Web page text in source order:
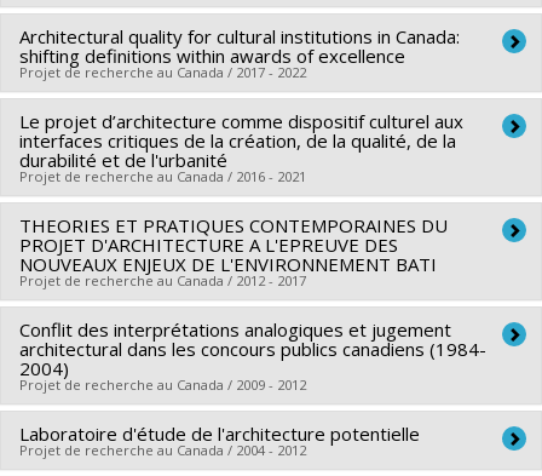
Adamczyk,Virginie LaSalle,Bechara Helal,Izabel Amaral,
Olivier Vallerand,Carmela Cucuzzella,Cynthia Hammond
,
Carmela Cucuzzella ,Louis Martin,
Carly D. Ziter,Thomas-Bernard Kenniff,Sinisha Brdar
Sources de financement :FRQSC/Fonds de recherche du
Québec - Société et culture (FQRSC)
Programmes de subvention :PVXXXXXX-(SE) Programme
Soutien aux équipes de recherche - Stade de
développement : Renouvellement
Le projet est coordonné par Jean-Pierre Chupin (Ph. D.) et
Bechara Helal (Ph.D.). Le montant de la subvention octroyée
au LEAP par le FRQSC (soutien aux équipes de recherche /
Universitaire-renouvellement) pour ce projet s’élève à
$423,420 sur une durée de 4 ans, donc jusqu’en 2027!
Pour 2022-2027, la programmation duLaboratoire d’étude
Chercheur principal : Anne Cormier
Co-chercheurs : Jean-Pierre Chupin,Georges Adamczyk
Sources de financement :CRSH/Conseil de recherches en
sciences humaines du Canada
Programmes de subvention :
PV153480-Subventions de
développement Savoir
Architectural quality for cultural institutions in Canada:
shifting definitions within awards of excellence
Projet de recherche au Canada / 2017 - 2022
Chercheur principal : Jean-Pierre Chupin
Co-chercheurs : Georges Adamczyk, Carmela Cucuzzella
David Theodore
sciences humaines du Canada
Programmes de subvention :PVXXXXXX-Subvention Savoir
Le projet d’architecture comme dispositif culturel aux
interfaces critiques de la création, de la qualité, de la
durabilité et de l'urbanité
Projet de recherche au Canada / 2016 - 2021
Chercheur principal : Jean-Pierre Chupin
Co-chercheurs : Denis Bilodeau,Anne Cormier,Georges
Adamczyk,Pierre Boudon (In memoriam)
Cynthia Hammond Carmela Cucuzzella
,
Louis Martin ,Louise Pelletier
Sources de financement : FRQSC/Fonds de recherche du
Québec - Société et culture (FQRSC)
Programmes de subvention :PVXXXXXX-(SE) Programme
Soutien aux équipes de recherche - Stade de
THEORIES ET PRATIQUES CONTEMPORAINES DU
PROJET D'ARCHITECTURE A L'EPREUVE DES
NOUVEAUX ENJEUX DE L'ENVIRONNEMENT BATI
Projet de recherche au Canada / 2012 - 2017
Chercheur principal : Jean-Pierre Chupin
Co-chercheurs : Denis Bilodeau ,Pierre Boyer-Mercier,
Anne Cormier,Jacques Lachapelle,
Pierre Boudon (In memoriam)
Nicholas Roquet
Cucuzzella,Louis Martin
Conflit des interprétations analogiques et jugement
architectural dans les concours publics canadiens (1984-
2004)
Projet de recherche au Canada / 2009 - 2012
Chercheur principal : Jean-Pierre Chupin
Co-chercheurs : Georges Adamczyk
Laboratoire d'étude de l'architecture potentielle
Projet de recherche au Canada / 2004 - 2012